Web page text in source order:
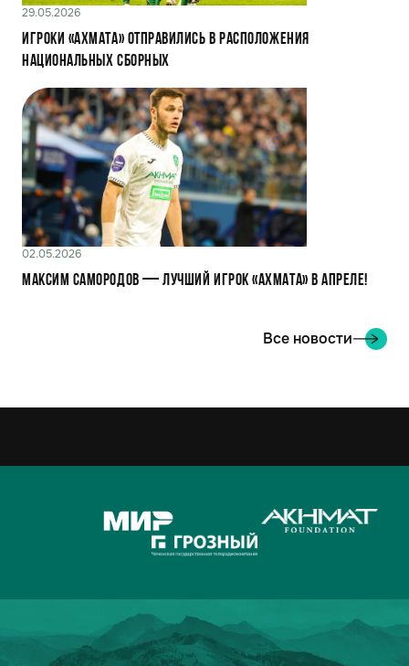
29.05.2026
Игроки «Ахмата» отправились в расположения
национальных сборных
02.05.2026
Максим Самородов — лучший игрок «Ахмата» в апреле!
Все новости